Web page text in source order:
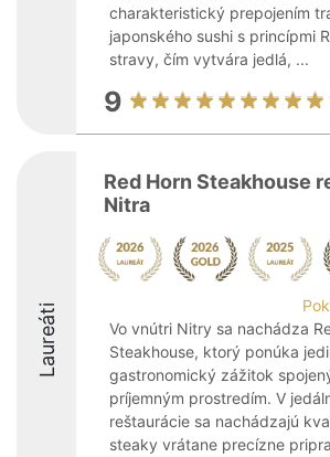
charakteristický prepojením
japonského sushi s princípmi
stravy, čím vytvára jedlá, ...
9
Laureáti
Red Horn Steakhouse
Nitra
Vo vnútri Nitry sa nachádza
Steakhouse, ktorý ponúka
gastronomický zážitok
príjemným prostredím. V
reštaurácie sa nachádzajú
steaky vrátane precízne